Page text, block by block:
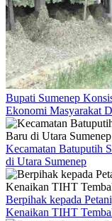
Bupati Sumenep
Ekonomi Masyarakat
Kecamatan Batuputih
di Utara Sumenep
Berpihak kepada
Kenaikan TIHT